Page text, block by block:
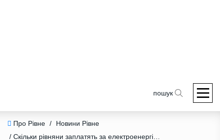
пошук
Про Рівне /
Новини Рівне
/ Скільки рівняни заплатять за електроенергію в червні